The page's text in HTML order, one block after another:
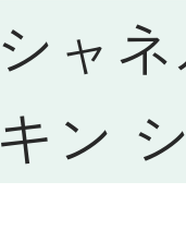
シャ
キン